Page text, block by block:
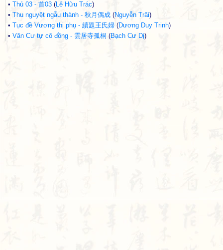
• Thủ 03 - 首03 (Lê Hữu Trác)
• Thu nguyệt ngẫu thành - 秋月偶成 (Nguyễn Trãi)
• Tục đề Vương thị phụ - 續題王氏婦 (Dương Duy Trinh)
• Vân Cư tự cô đồng - 雲居寺孤桐 (Bạch Cư Dị)